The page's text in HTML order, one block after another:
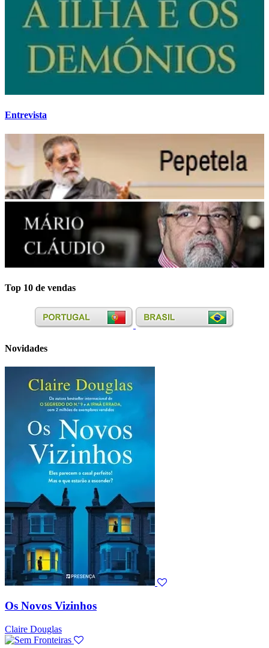
Entrevista
Top 10 de vendas
Novidades
Os Novos Vizinhos
Claire Douglas